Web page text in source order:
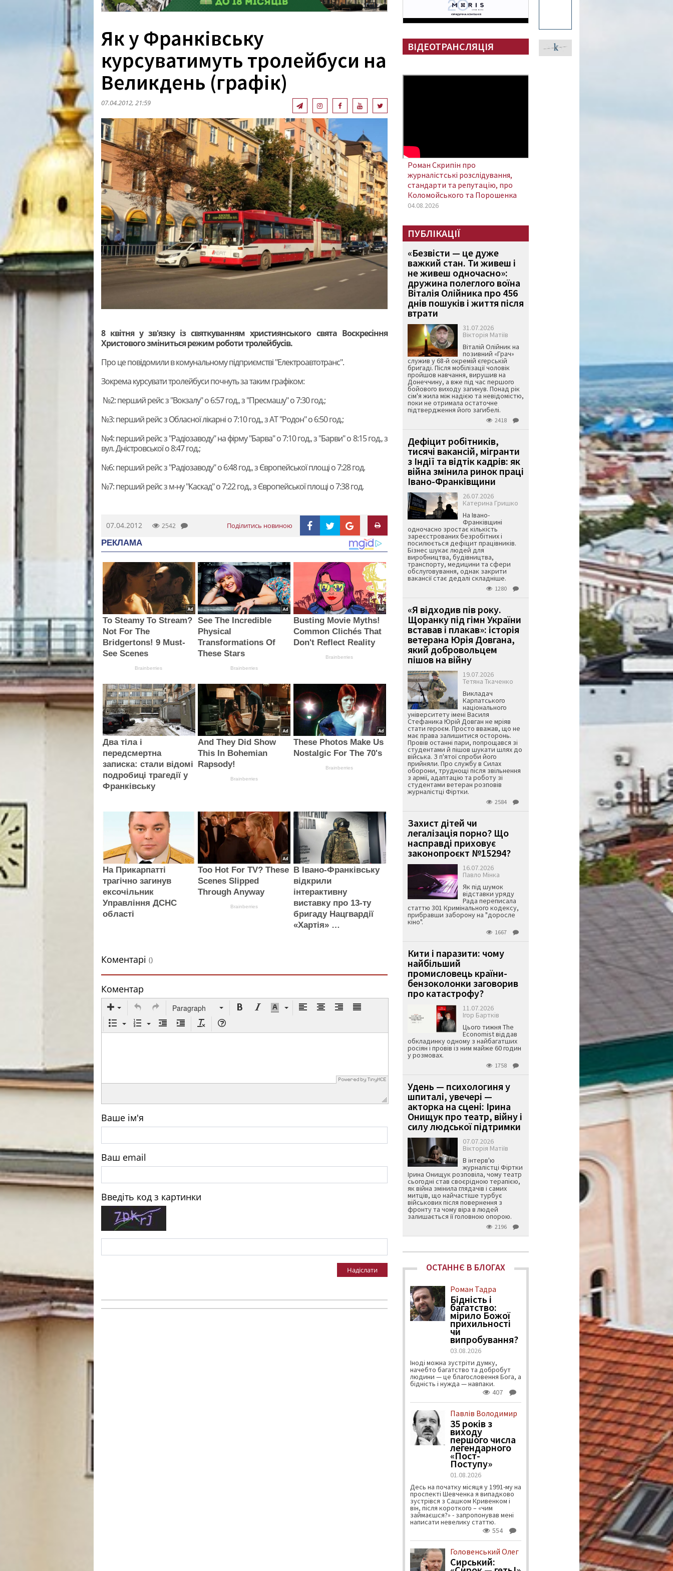
Як у Франківську
курсуватимуть тролейбуси на
Великдень (графік)
07.04.2012, 21:59
8 квітня у зв'язку із святкуванням християнського свята Воскресіння
Христового зміниться режим роботи тролейбусів.
Про це повідомили в комунальному підприємстві "Електроавтотранс".
Зокрема курсувати тролейбуси почнуть за таким графіком:
№2: перший рейс з "Вокзалу" о 6:57 год., з "Пресмашу" о 7:30 год.;
№3: перший рейс з Обласної лікарні о 7:10 год., з АТ "Родон" о 6:50 год.;
№4: перший рейс з "Радіозаводу" на фірму "Барва" о 7:10 год., з "Барви" о 8:15 год., з
вул. Дністровської о 8:47 год.;
№6: перший рейс з "Радіозаводу" о 6:48 год., з Європейської площі о 7:28 год.
№7: перший рейс з м-ну "Каскад" о 7:22 год., з Європейської площі о 7:38 год.
07.04.2012 2542 Поділитись новиною
РЕКЛАМА
To Steamy To Stream?
Not For The
Bridgertons! 9 Must-
See Scenes
Brainberries
See The Incredible
Physical
Transformations Of
These Stars
Brainberries
Busting Movie Myths!
Common Clichés That
Don't Reflect Reality
Brainberries
Два тіла і
передсмертна
записка: стали відомі
подробиці трагедії у
Франківську
And They Did Show
This In Bohemian
Rapsody!
Brainberries
These Photos Make Us
Nostalgic For The 70's
Brainberries
На Прикарпатті
трагічно загинув
ексочільник
Управління ДСНС
області
Too Hot For TV? These
Scenes Slipped
Through Anyway
Brainberries
В Івано-Франківську
відкрили
інтерактивну
виставку про 13-ту
бригаду Нацгвардії
«Хартія» …
Коментарі ()
Коментар
Paragraph
Ваше ім'я
Ваш email
Введіть код з картинки
Надіслати
ВІДЕОТРАНСЛЯЦІЯ
Роман Скрипін про
журналістські розслідування,
стандарти та репутацію, про
Коломойського та Порошенка
04.08.2026
ПУБЛІКАЦІЇ
«Безвісти — це дуже
важкий стан. Ти живеш і
не живеш одночасно»:
дружина полеглого воїна
Віталія Олійника про 456
днів пошуків і життя після
втрати
31.07.2026
Вікторія Матіїв
Віталій Олійник на
позивний «Грач»
служив у 68-й окремій єгерській
бригаді. Після мобілізації чоловік
пройшов навчання, вирушив на
Донеччину, а вже під час першого
бойового виходу загинув. Понад рік
сім'я жила між надією та невідомістю,
поки не отримала остаточне
підтвердження його загибелі.
2418
Дефіцит робітників,
тисячі вакансій, мігранти
з Індії та відтік кадрів: як
війна змінила ринок праці
Івано-Франківщини
26.07.2026
Катерина Гришко
На Івано-
Франківщині
одночасно зростає кількість
зареєстрованих безробітних і
посилюється дефіцит працівників.
Бізнес шукає людей для
виробництва, будівництва,
транспорту, медицини та сфери
обслуговування, однак закрити
вакансії стає дедалі складніше.
1280
«Я відходив пів року.
Щоранку під гімн України
вставав і плакав»: історія
ветерана Юрія Довгана,
який добровольцем
пішов на війну
19.07.2026
Тетяна Ткаченко
Викладач
Карпатського
національного
університету імені Василя
Стефаника Юрій Довган не мріяв
стати героєм. Просто вважав, що не
має права залишитися осторонь.
Провів останні пари, попрощався зі
студентами й пішов шукати шлях до
війська. З п'ятої спроби його
прийняли. Про службу в Силах
оборони, труднощі після звільнення
з армії, адаптацію та роботу зі
студентами ветеран розповів
журналістці Фіртки.
2584
Захист дітей чи
легалізація порно? Що
насправді приховує
законопроєкт №15294?
16.07.2026
Павло Мінка
Як під шумок
відставки уряду
Рада переписала
статтю 301 Кримінального кодексу,
прибравши заборону на "доросле
кіно".
1667
Кити і паразити: чому
найбільший
промисловець країни-
бензоколонки заговорив
про катастрофу?
11.07.2026
Ігор Бартків
Цього тижня The
Economist віддав
обкладинку одному з найбагатших
росіян і провів із ним майже 60 годин
у розмовах.
1758
Удень — психологиня у
шпиталі, увечері —
акторка на сцені: Ірина
Онищук про театр, війну і
силу людської підтримки
07.07.2026
Вікторія Матіїв
В інтерв'ю
журналістці Фіртки
Ірина Онищук розповіла, чому театр
сьогодні став своєрідною терапією,
як війна змінила глядачів і самих
митців, що найчастіше турбує
військових після повернення з
фронту та чому віра в людей
залишається її головною опорою.
2196
ОСТАННЄ В БЛОГАХ
Роман Тадра
Бідність і
багатство:
мірило Божої
прихильності
чи
випробування?
03.08.2026
Іноді можна зустріти думку,
начебто багатство та добробут
людини — це благословення Бога, а
бідність і нужда — навпаки.
407
Павлів Володимир
35 років з
виходу
першого числа
легендарного
«Пост-
Поступу»
01.08.2026
Десь на початку місяця у 1991-му на
проспекті Шевченка я випадково
зустрівся з Сашком Кривенком і
він, після короткого – «чим
займаєшся?» - запропонував мені
написати невелику статтю.
554
Головенський Олег
Сирський: